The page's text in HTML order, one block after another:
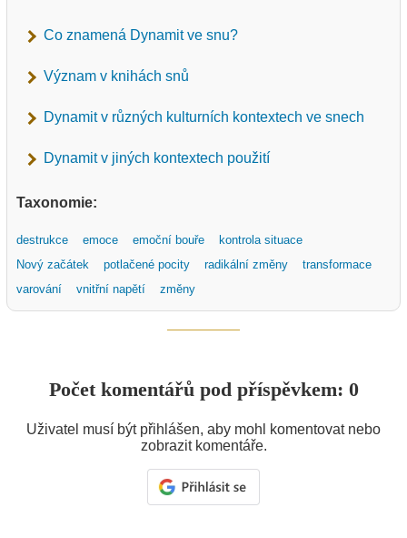
Co znamená Dynamit ve snu?
Význam v knihách snů
Dynamit v různých kulturních kontextech ve snech
Dynamit v jiných kontextech použití
Taxonomie:
destrukce emoce emoční bouře
kontrola situace
Nový začátek
potlačené pocity radikální změny
transformace
varování
vnitřní napětí změny
Počet komentářů pod příspěvkem: 0
Uživatel musí být přihlášen, aby mohl komentovat nebo
zobrazit komentáře.